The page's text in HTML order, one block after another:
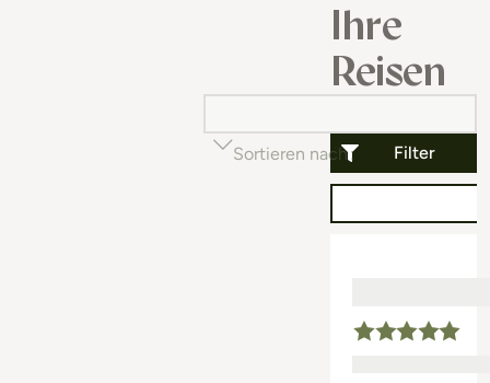
Ihre
Reisen
Filter
Sortieren nach Beliebtheit